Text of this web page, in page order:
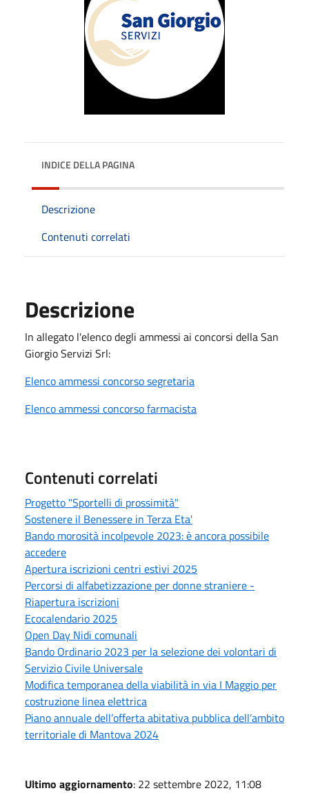
INDICE DELLA PAGINA
Descrizione
Contenuti correlati
Descrizione
In allegato l'elenco degli ammessi ai concorsi della San
Giorgio Servizi Srl:
Elenco ammessi concorso segretaria
Elenco ammessi concorso farmacista
Contenuti correlati
Progetto "Sportelli di prossimità"
Sostenere il Benessere in Terza Eta'
Bando morosità incolpevole 2023: è ancora possibile
accedere
Apertura iscrizioni centri estivi 2025
Percorsi di alfabetizzazione per donne straniere -
Riapertura iscrizioni
Ecocalendario 2025
Open Day Nidi comunali
Bando Ordinario 2023 per la selezione dei volontari di
Servizio Civile Universale
Modifica temporanea della viabilità in via I Maggio per
costruzione linea elettrica
Piano annuale dell’offerta abitativa pubblica dell’ambito
territoriale di Mantova 2024
Ultimo aggiornamento: 22 settembre 2022, 11:08